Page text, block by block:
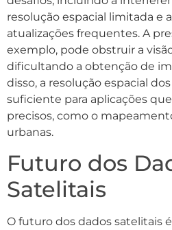
resolução espacial limitada e
atualizações frequentes. A
exemplo, pode obstruir a
dificultando a obtenção de
disso, a resolução espacial
suficiente para aplicações
precisos, como o
urbanas.
Futuro dos
Satelitais
O futuro dos dados satelitais